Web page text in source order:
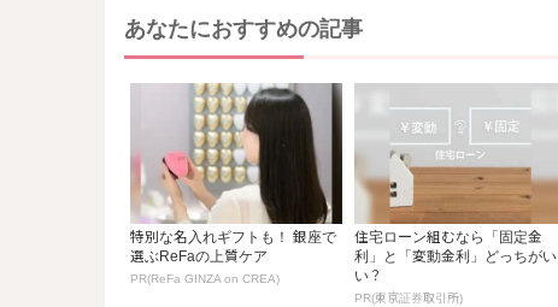
あなたにおすすめの記事
特別な名入れギフトも！ 銀座で
選ぶReFaの上質ケア
PR(ReFa GINZA on CREA)
住宅ローン組むなら「固定金
利」と「変動金利」どっちがい
い？
PR(東京証券取引所)